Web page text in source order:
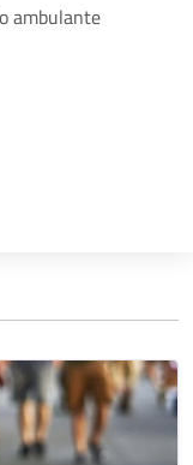
ambulante